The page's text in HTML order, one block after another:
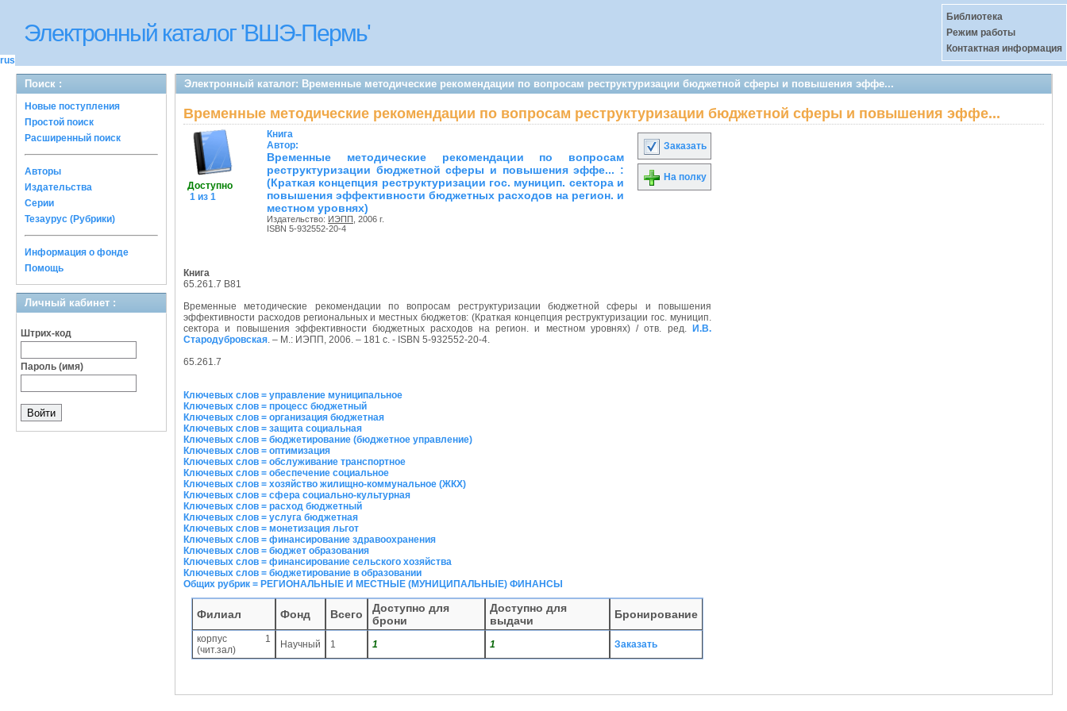
Электронный каталог 'ВШЭ-Пермь'
rus
Библиотека
Режим работы
Контактная информация
Поиск :
Новые поступления
Простой поиск
Расширенный поиск
Авторы
Издательства
Серии
Тезаурус (Рубрики)
Информация о фонде
Помощь
Личный кабинет :
Штрих-код
Пароль (имя)
Электронный каталог: Временные методические рекомендации по вопросам реструктуризации бюджетной сферы и повышения эффе...
Временные методические рекомендации по вопросам реструктуризации бюджетной сферы и повышения эффе...
Доступно
1 из 1
Книга
Автор:
Временные методические рекомендации по вопросам
реструктуризации бюджетной сферы и повышения эффе... :
(Краткая концепция реструктуризации гос. муницип. сектора и
повышения эффективности бюджетных расходов на регион. и
местном уровнях)
Издательство: ИЭПП , 2006 г.
ISBN 5-932552-20-4
Заказать
На полку
Книга
65.261.7 В81
Временные методические рекомендации по вопросам реструктуризации бюджетной сферы и повышения
эффективности расходов региональных и местных бюджетов: (Краткая концепция реструктуризации гос. муницип.
сектора и повышения эффективности бюджетных расходов на регион. и местном уровнях) / отв. ред.
И.В.
Стародубровская. – М.: ИЭПП, 2006. – 181 с. - ISBN 5-932552-20-4.
65.261.7
Ключевых слов = управление муниципальное
Ключевых слов = процесс бюджетный
Ключевых слов = организация бюджетная
Ключевых слов = защита социальная
Ключевых слов = бюджетирование (бюджетное управление)
Ключевых слов = оптимизация
Ключевых слов = обслуживание транспортное
Ключевых слов = обеспечение социальное
Ключевых слов = хозяйство жилищно-коммунальное (ЖКХ)
Ключевых слов = сфера социально-культурная
Ключевых слов = расход бюджетный
Ключевых слов = услуга бюджетная
Ключевых слов = монетизация льгот
Ключевых слов = финансирование здравоохранения
Ключевых слов = бюджет образования
Ключевых слов = финансирование сельского хозяйства
Ключевых слов = бюджетирование в образовании
Общих рубрик = РЕГИОНАЛЬНЫЕ И МЕСТНЫЕ (МУНИЦИПАЛЬНЫЕ) ФИНАНСЫ
Филиал Фонд Всего
Доступно для
брони
Доступно для
выдачи
Бронирование
корпус 1
(чит.зал)
Научный 1 1 1 Заказать